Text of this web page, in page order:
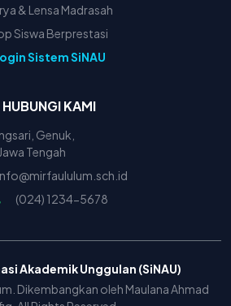
& Lensa Madrasah
Siswa Berprestasi
Sistem SiNAU
HUBUNGI KAMI
Genuk,
Tengah
(024) 1234-5678
Akademik Unggulan (SiNAU)
Dikembangkan oleh Maulana Ahmad